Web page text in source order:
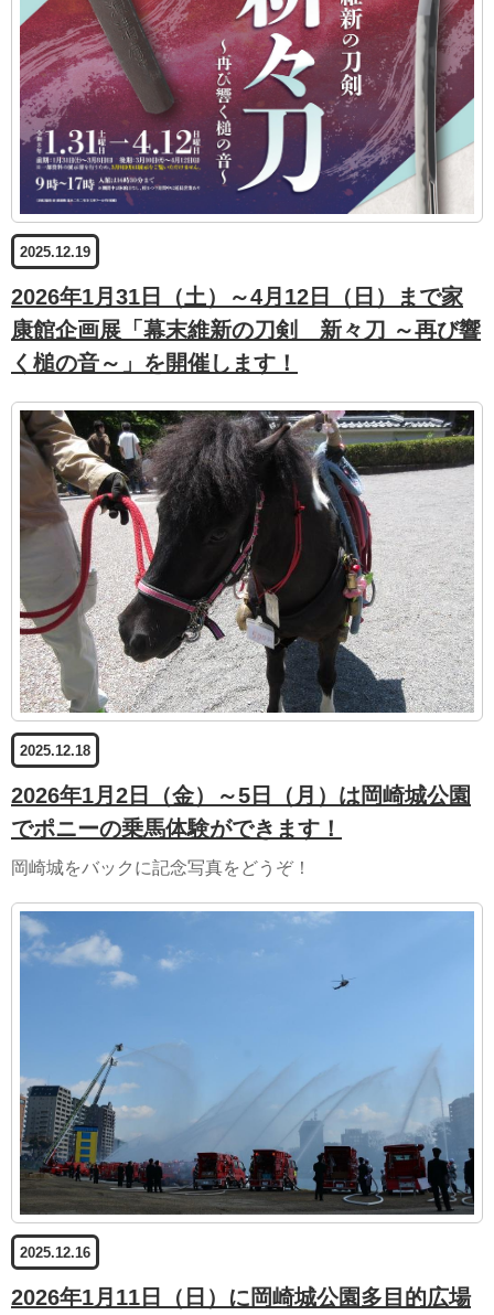
2025.12.19
2026年1月31日（土）～4月12日（日）まで家
康館企画展「幕末維新の刀剣 新々刀 ～再び響
く槌の音～」を開催します！
2025.12.18
2026年1月2日（金）～5日（月）は岡崎城公園
でポニーの乗馬体験ができます！
岡崎城をバックに記念写真をどうぞ！
2025.12.16
2026年1月11日（日）に岡崎城公園多目的広場